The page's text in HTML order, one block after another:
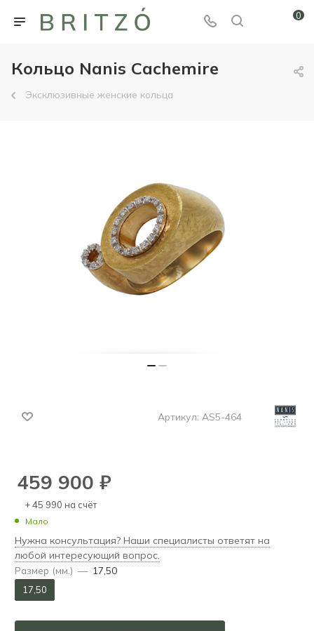
0
Кольцо Nanis Cachemire
Эксклюзивные женские кольца
Артикул: AS5-464
459 900 ₽
+ 45 990 на счёт
Мало
Нужна консультация? Наши специалисты ответят на
любой интересующий вопрос.
Размер (мм.) — 17,50
17,50